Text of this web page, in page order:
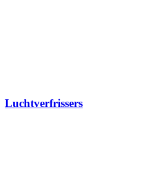
Luchtverfrissers